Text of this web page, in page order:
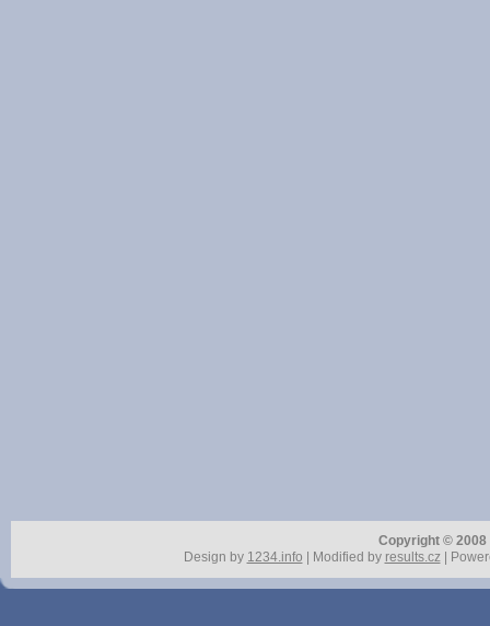
Copyright ©
Design by 1234.info | Modified by results.cz|